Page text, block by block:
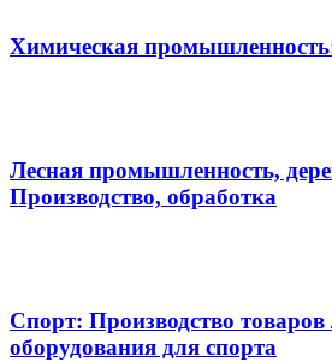
Химическая
Лесная промышленность,
Производство, обработка
Спорт: Производство
оборудования для спорта